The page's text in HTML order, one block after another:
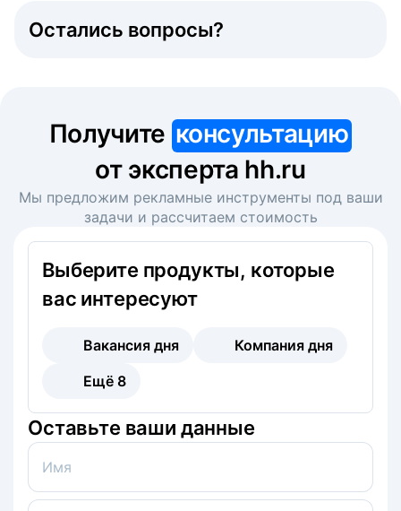
Остались вопросы?
Получите консультацию
от эксперта hh.ru
Мы предложим рекламные инструменты под ваши
задачи и рассчитаем стоимость
Выберите продукты, которые
вас интересуют
Вакансия дня
Компания дня
Ещё 8
Оставьте ваши данные
Имя